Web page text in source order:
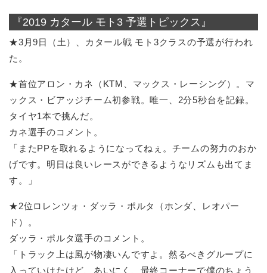
『2019 カタール モト3 予選トピックス』
★3月9日（土）、カタール戦 モト3クラスの予選が行われ
た。
★首位アロン・カネ（KTM、マックス・レーシング）。マ
ックス・ビアッジチーム初参戦。唯一、2分5秒台を記録。
タイヤ1本で挑んだ。
カネ選手のコメント。
「またPPを取れるようになってねぇ。チームの努力のおか
げです。明日は良いレースができるようなリズムも出てま
す。」
★2位ロレンツォ・ダッラ・ポルタ（ホンダ、レオパー
ド）。
ダッラ・ポルタ選手のコメント。
「トラック上は風が物凄いんですよ。然るべきグループに
入っていけたけど、あいにく、最終コーナーで僕のちょう